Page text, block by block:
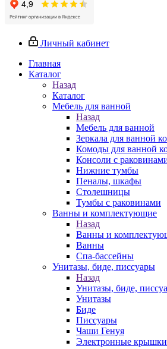
Личный кабинет
Главная
Каталог
Назад
Каталог
Мебель для ванной
Назад
Мебель для ванной
Зеркала для ванной
Комоды для ванной
Консоли с
Нижние тумбы
Пеналы, шкафы
Столешницы
Тумбы с раковинами
Ванны и комплектующие
Назад
Ванны и
Ванны
Спа-бассейны
Унитазы, биде, писсуары
Назад
Унитазы, биде,
Унитазы
Биде
Писсуары
Чаши Генуя
Электронные